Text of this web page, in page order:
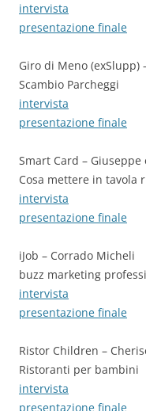
intervista
presentazione finale
Giro di Meno (exSlupp)
Scambio Parcheggi
intervista
presentazione finale
Smart Card – Giuseppe
Cosa mettere in tavola
intervista
presentazione finale
iJob – Corrado Micheli
buzz marketing
intervista
presentazione finale
Ristor Children –
Ristoranti per bambini
intervista
presentazione finale